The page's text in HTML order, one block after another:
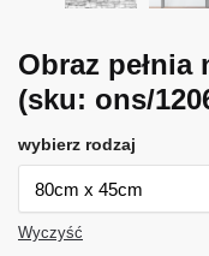
Obraz pełnia
(sku: ons/
wybierz rodzaj
Wyczyść